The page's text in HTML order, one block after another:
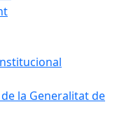
la Generalitat de